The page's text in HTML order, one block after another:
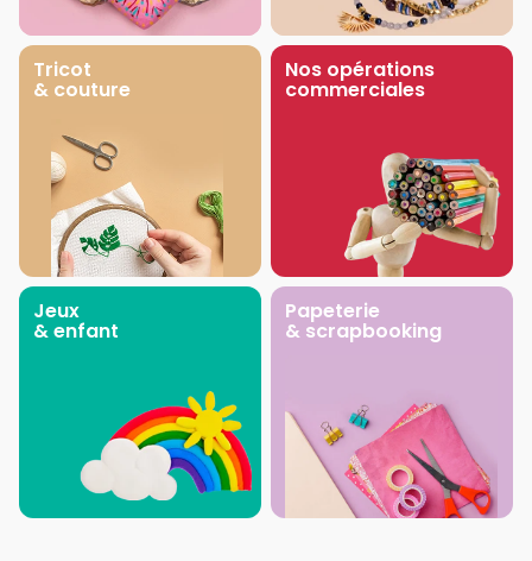
Tricot
& couture
Nos opérations
commerciales
Jeux
& enfant
Papeterie
& scrapbooking